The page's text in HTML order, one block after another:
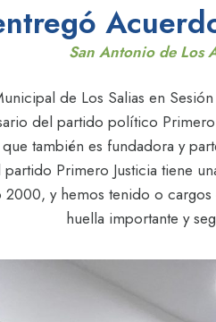
San Antonio de Los
de Los Salias en
del partido político
también es fundadora y
Primero Justicia tiene
y hemos tenido o
huella importante y